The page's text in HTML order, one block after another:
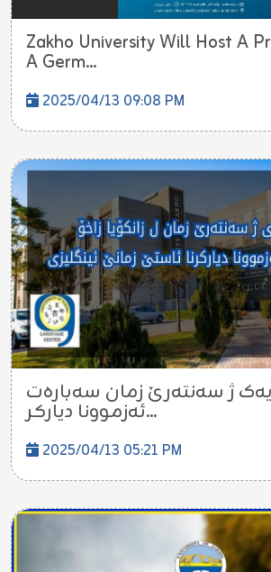
Zakho University Will Host A
A Germ...
2025/04/13 09:08 PM
ژ سەنتەرێ زمان سەبارەت
ئەزموونا دیارکر...
2025/04/13 05:21 PM